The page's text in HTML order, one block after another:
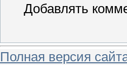
Добавлять
Полная версия